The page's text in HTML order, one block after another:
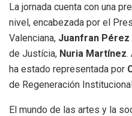
La jornada cuenta con una
nivel, encabezada por el
Valenciana, Juanfran Pérez
de Justícia, Nuria Martínez.
ha estado representada por
de Regeneración
El mundo de las artes y la